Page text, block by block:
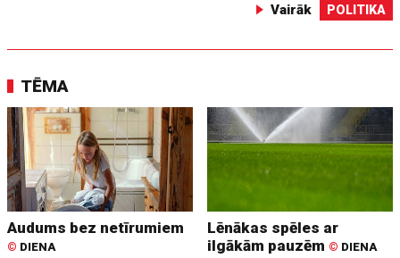
Vairāk POLITIKA
TĒMA
Audums bez netīrumiem
© DIENA
Lēnākas spēles ar
ilgākām pauzēm © DIENA